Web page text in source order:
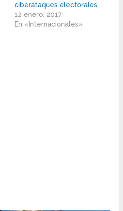
ciberataques electorales.
12 enero, 2017
En «Internacionales»